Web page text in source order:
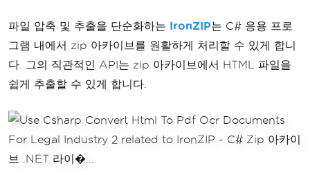
파일 압축 및 추출을 단순화하는 IronZIP는 C# 응용 프로
그램 내에서 zip 아카이브를 원활하게 처리할 수 있게 합니
다. 그의 직관적인 API는 zip 아카이브에서 HTML 파일을
쉽게 추출할 수 있게 합니다.